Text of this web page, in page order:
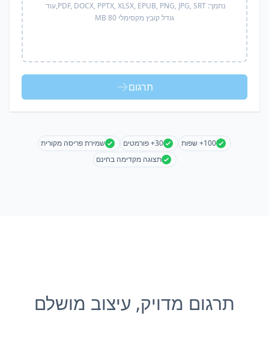
נתמך: PDF, DOCX, PPTX, XLSX, EPUB, PNG, JPG, SRT, עוד
גודל קובץ מקסימלי 80 MB
תרגום
100+ שפות 30+ פורמטים
שמירת פריסה מקורית
תצוגה מקדימה בחינם
תרגום מדויק, עיצוב מושלם